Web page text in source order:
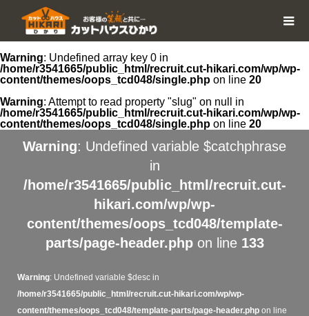
Warning: Undefined array key 0 in
/home/r3541665/public_html/recruit.cut-hikari.com/wp/wp-
content/themes/oops_tcd048/single.php on line 20
Warning: Attempt to read property "slug" on null in
/home/r3541665/public_html/recruit.cut-hikari.com/wp/wp-
content/themes/oops_tcd048/single.php on line 20
Warning: Undefined variable $catchphrase
in
/home/r3541665/public_html/recruit.cut-
hikari.com/wp/wp-
content/themes/oops_tcd048/template-
parts/page-header.phpon line 133
Warning: Undefined variable $desc in
/home/r3541665/public_html/recruit.cut-hikari.com/wp/wp-
content/themes/oops_tcd048/template-parts/page-header.phpon line